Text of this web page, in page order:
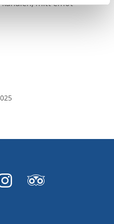
mitt emot